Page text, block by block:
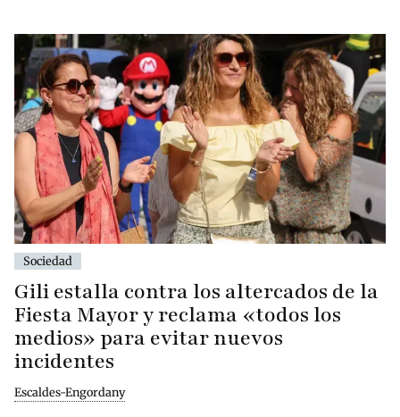
Sociedad
Gili estalla contra los altercados de la
Fiesta Mayor y reclama «todos los
medios» para evitar nuevos
incidentes
Escaldes-Engordany